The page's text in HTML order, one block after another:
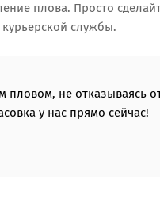
плова. Просто
службы.
пловом, не отказываясь
у нас прямо сейчас!